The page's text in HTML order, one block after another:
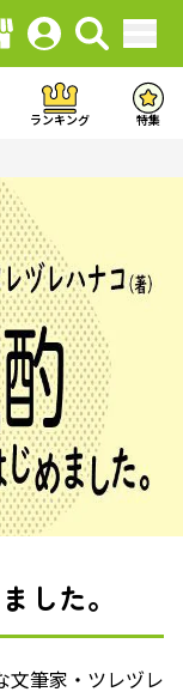
ランキング 特集
した。
文筆家・ツレヅレ